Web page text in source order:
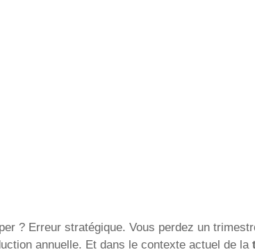
? Erreur stratégique. Vous perdez un
annuelle. Et dans le contexte actuel de la